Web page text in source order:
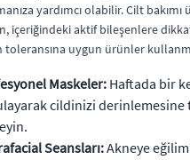
yardımcı olabilir. Cilt
içeriğindeki aktif bileşenlere
toleransına uygun ürünler
Maskeler: Haftada bir
cildinizi derinlemesine
Seansları:Akneye